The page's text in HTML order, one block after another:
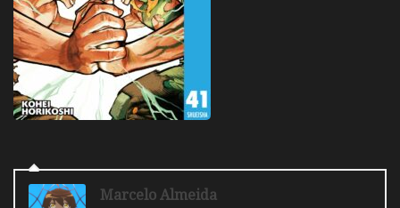
Marcelo Almeida